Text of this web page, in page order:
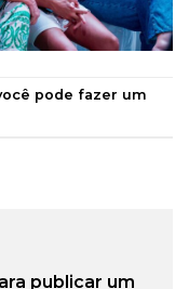
pode fazer um
publicar um